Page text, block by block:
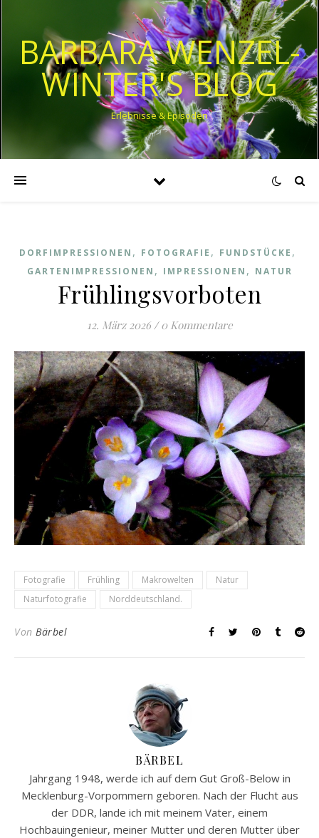
BARBARA WENZEL-
WINTER'S BLOG
Erlebnisse & Episoden
DORFIMPRESSIONEN , FOTOGRAFIE , FUNDSTÜCKE ,
GARTENIMPRESSIONEN , IMPRESSIONEN , NATUR
Frühlingsvorboten
12. März 2026 / 0 Kommentare
Fotografie Frühling Makrowelten
Natur
Naturfotografie
Norddeutschland.
Von Bärbel
BÄRBEL
Jahrgang 1948, werde ich auf dem Gut Groß-Below in
Mecklenburg-Vorpommern geboren. Nach der Flucht aus
der DDR, lande ich mit meinem Vater, einem
Hochbauingenieur, meiner Mutter und deren Mutter über